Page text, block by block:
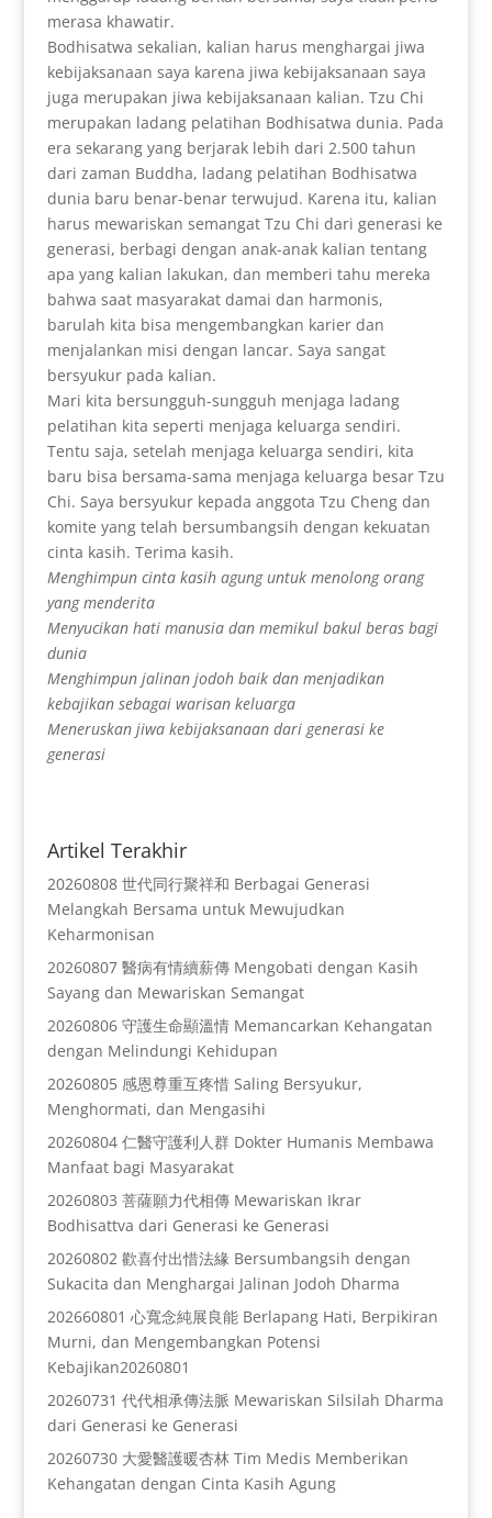
merasa khawatir.
Bodhisatwa sekalian, kalian harus menghargai jiwa
kebijaksanaan saya karena jiwa kebijaksanaan saya
juga merupakan jiwa kebijaksanaan kalian. Tzu Chi
merupakan ladang pelatihan Bodhisatwa dunia. Pada
era sekarang yang berjarak lebih dari 2.500 tahun
dari zaman Buddha, ladang pelatihan Bodhisatwa
dunia baru benar-benar terwujud. Karena itu, kalian
harus mewariskan semangat Tzu Chi dari generasi ke
generasi, berbagi dengan anak-anak kalian tentang
apa yang kalian lakukan, dan memberi tahu mereka
bahwa saat masyarakat damai dan harmonis,
barulah kita bisa mengembangkan karier dan
menjalankan misi dengan lancar. Saya sangat
bersyukur pada kalian.
Mari kita bersungguh-sungguh menjaga ladang
pelatihan kita seperti menjaga keluarga sendiri.
Tentu saja, setelah menjaga keluarga sendiri, kita
baru bisa bersama-sama menjaga keluarga besar Tzu
Chi. Saya bersyukur kepada anggota Tzu Cheng dan
komite yang telah bersumbangsih dengan kekuatan
cinta kasih. Terima kasih.
Menghimpun cinta kasih agung untuk menolong orang
yang menderita
Menyucikan hati manusia dan memikul bakul beras bagi
dunia
Menghimpun jalinan jodoh baik dan menjadikan
kebajikan sebagai warisan keluarga
Meneruskan jiwa kebijaksanaan dari generasi ke
generasi
Artikel Terakhir
20260808 世代同行聚祥和 Berbagai Generasi
Melangkah Bersama untuk Mewujudkan
Keharmonisan
20260807 醫病有情續薪傳 Mengobati dengan Kasih
Sayang dan Mewariskan Semangat
20260806 守護生命顯溫情 Memancarkan Kehangatan
dengan Melindungi Kehidupan
20260805 感恩尊重互疼惜 Saling Bersyukur,
Menghormati, dan Mengasihi
20260804 仁醫守護利人群 Dokter Humanis Membawa
Manfaat bagi Masyarakat
20260803 菩薩願力代相傳 Mewariskan Ikrar
Bodhisattva dari Generasi ke Generasi
20260802 歡喜付出惜法緣 Bersumbangsih dengan
Sukacita dan Menghargai Jalinan Jodoh Dharma
202660801 心寬念純展良能 Berlapang Hati, Berpikiran
Murni, dan Mengembangkan Potensi
Kebajikan20260801
20260731 代代相承傳法脈 Mewariskan Silsilah Dharma
dari Generasi ke Generasi
20260730 大愛醫護暖杏林 Tim Medis Memberikan
Kehangatan dengan Cinta Kasih Agung